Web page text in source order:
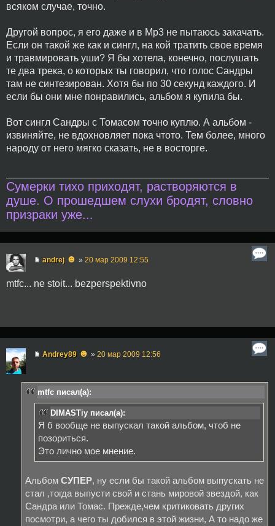
всяком случае, точно.
Другой вопрос, я его даже и в Mp3 не пытаюсь закачать.
Если он такой же как и сингл, на кой тратить свое время
и травмировать уши? Я бы хотела, конечно, послушать
те два трека, о которых ты говорил, что голос Сандры
там не синтезирован. Хотя бы по 30 секунд каждого. И
если бы они мне понравились, альбом я купила бы.
Вот сингл Сандры с Томасом точно куплю. А альбом -
извиняйте, не вдохновляет пока чтото. Тем более, много
народу от него мягко сказать, не в восторге.
Сумерки тихо приходят, растворяются в
душе. О прошедшем слухи бродят, словно
призраки уже...
andrej ☻ » 20 мар 2009 12:55
mtfc... ne stoit... bezperspektivno
Andrey89 ☻ » 20 мар 2009 12:56
mtfc писал(а):
DIMASTiy писал(а):
Я б вообще не выпускал такой альбом, чтоб не
позориться.
Это лично мое мнение.
Альбом СУПЕР, ну если бы такой альбом выпускать не
стал ,тогда выпусти свой и стань мировой звездой, как
Сандра или Томас. Прежде,чем критиковать других
посмотри, а чего ты добился в этой жизни, А то надо же